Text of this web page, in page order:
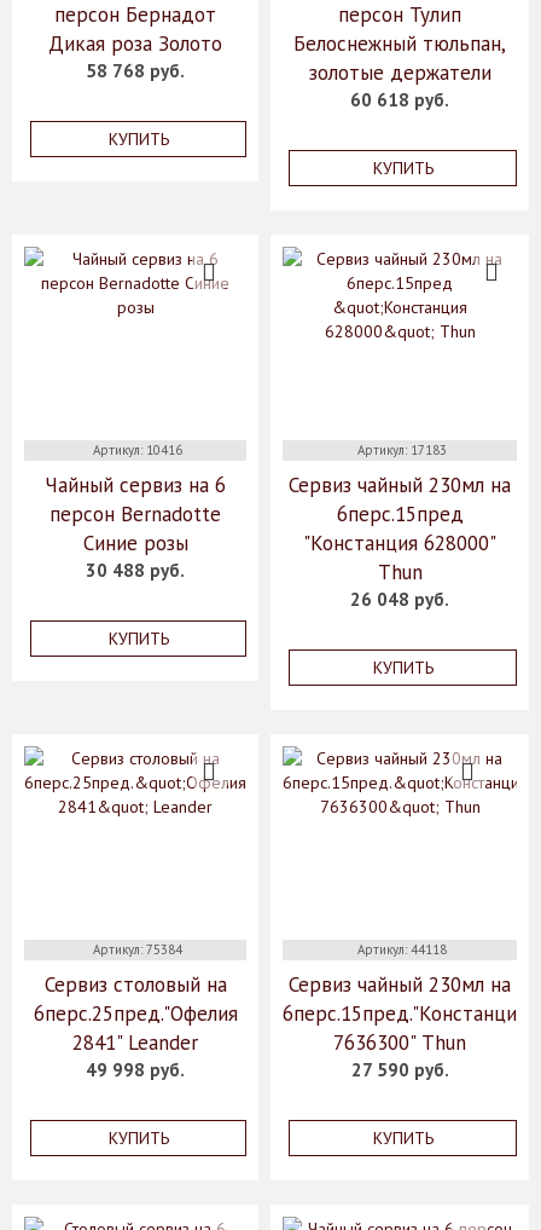
персон Бернадот
Дикая роза Золото
58 768 руб.
КУПИТЬ
персон Тулип
Белоснежный тюльпан,
золотые держатели
60 618 руб.
КУПИТЬ
Артикул: 10416
Чайный сервиз на 6
персон Bernadotte
Синие розы
30 488 руб.
КУПИТЬ
Артикул: 17183
Сервиз чайный 230мл на
6перс.15пред
"Констанция 628000"
Thun
26 048 руб.
КУПИТЬ
Артикул: 75384
Сервиз столовый на
6перс.25пред."Офелия
2841" Leander
49 998 руб.
КУПИТЬ
Артикул: 44118
Сервиз чайный 230мл на
6перс.15пред."Констанция
7636300" Thun
27 590 руб.
КУПИТЬ